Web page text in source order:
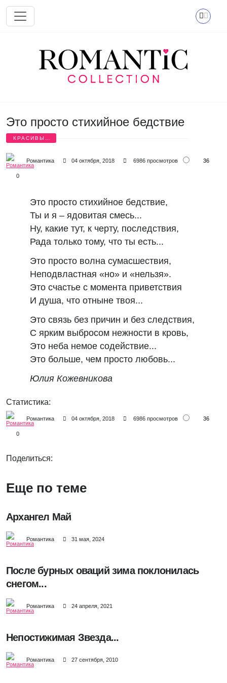
Перейти к основному содержанию
Это просто стихийное бедствие
КРАСИВЫЕ
Романтика 04 октября, 2018 6986 просмотров 36
0
Это просто стихийное бедствие,
Ты и я – ядовитая смесь...
Ну, какие тут, к черту, последствия,
Рада только тому, что ты есть...
Это просто волна сумасшествия,
Неподвластная «но» и «нельзя».
Это счастье с момента приветствия
И душа, что отныне твоя...
Это связь без причин и без следствия,
С ярким выбросом нежности в кровь,
Это неба немое содействие...
Это больше, чем просто любовь...
Юлия Кожевникова
Статистика:
Романтика 04 октября, 2018 6986 просмотров 36
0
Поделиться:
Еще по теме
Архангел Май
Романтика 31 мая, 2024
После бурных оваций зима поклонилась
снегом...
Романтика 24 апреля, 2021
Непостижимая Звезда...
Романтика 27 сентября, 2010